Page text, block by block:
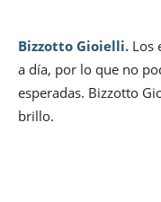
Bizzotto Gioielli. Los
a día, por lo que no
esperadas. Bizzotto
brillo.